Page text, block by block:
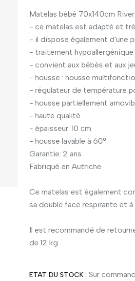
Matelas bébé 70x140cm
- ce matelas est adapté et
- il dispose également d'une
- traitement hypoallergénique
- convient aux bébés et aux
- housse : housse
- régulateur de température
- housse partiellement
- haute qualité
- épaisseur: 10 cm
- housse lavable à 60°
Garantie: 2 ans
Fabriqué en Autriche
Ce matelas est également
sa double face respirante et
Il est recommandé de
de 12 kg.
ETAT DU STOCK : Sur